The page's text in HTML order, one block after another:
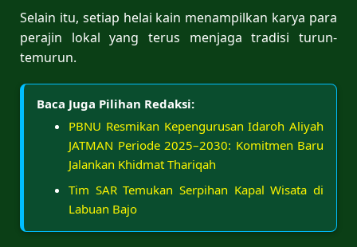
Selain itu, setiap helai kain menampilkan karya para
perajin lokal yang terus menjaga tradisi turun-
temurun.
Baca Juga Pilihan Redaksi:
PBNU Resmikan Kepengurusan Idaroh Aliyah
JATMAN Periode 2025–2030: Komitmen Baru
Jalankan Khidmat Thariqah
Tim SAR Temukan Serpihan Kapal Wisata di
Labuan Bajo